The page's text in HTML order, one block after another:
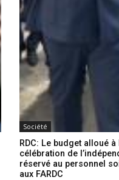
Société
RDC: Le budget alloué à
célébration de
réservé au personnel
aux FARDC